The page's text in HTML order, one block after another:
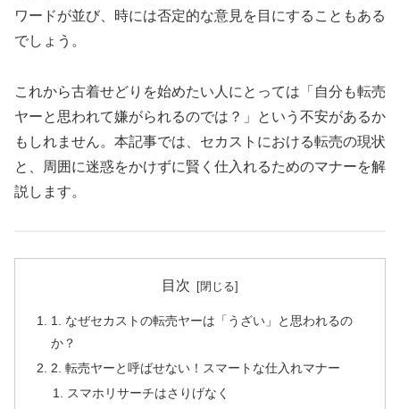
ワードが並び、時には否定的な意見を目にすることもある
でしょう。
これから古着せどりを始めたい人にとっては「自分も転売
ヤーと思われて嫌がられるのでは？」という不安があるか
もしれません。本記事では、セカストにおける転売の現状
と、周囲に迷惑をかけずに賢く仕入れるためのマナーを解
説します。
目次
1. なぜセカストの転売ヤーは「うざい」と思われるの
か？
2. 転売ヤーと呼ばせない！スマートな仕入れマナー
スマホリサーチはさりげなく